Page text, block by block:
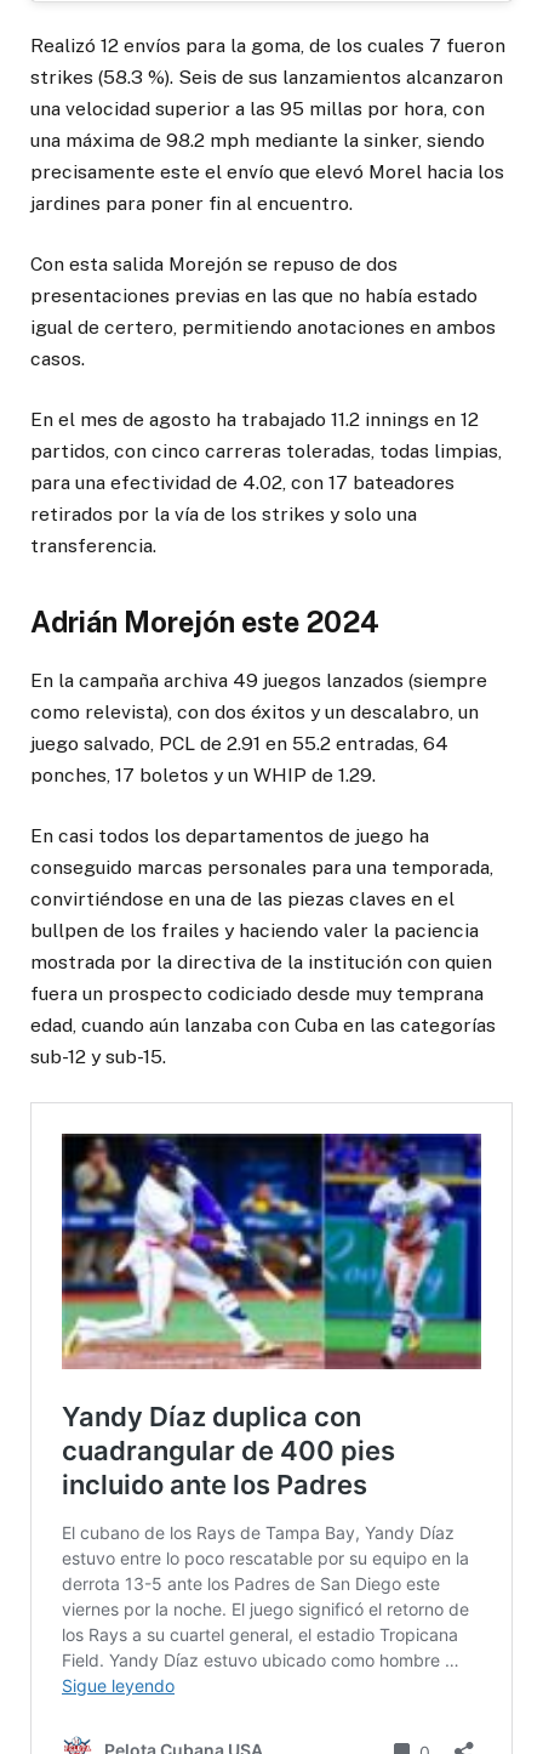
Realizó 12 envíos para la goma, de los cuales 7 fueron
strikes (58.3 %). Seis de sus lanzamientos alcanzaron
una velocidad superior a las 95 millas por hora, con
una máxima de 98.2 mph mediante la sinker, siendo
precisamente este el envío que elevó Morel hacia los
jardines para poner fin al encuentro.
Con esta salida Morejón se repuso de dos
presentaciones previas en las que no había estado
igual de certero, permitiendo anotaciones en ambos
casos.
En el mes de agosto ha trabajado 11.2 innings en 12
partidos, con cinco carreras toleradas, todas limpias,
para una efectividad de 4.02, con 17 bateadores
retirados por la vía de los strikes y solo una
transferencia.
Adrián Morejón este 2024
En la campaña archiva 49 juegos lanzados (siempre
como relevista), con dos éxitos y un descalabro, un
juego salvado, PCL de 2.91 en 55.2 entradas, 64
ponches, 17 boletos y un WHIP de 1.29.
En casi todos los departamentos de juego ha
conseguido marcas personales para una temporada,
convirtiéndose en una de las piezas claves en el
bullpen de los frailes y haciendo valer la paciencia
mostrada por la directiva de la institución con quien
fuera un prospecto codiciado desde muy temprana
edad, cuando aún lanzaba con Cuba en las categorías
sub-12 y sub-15.